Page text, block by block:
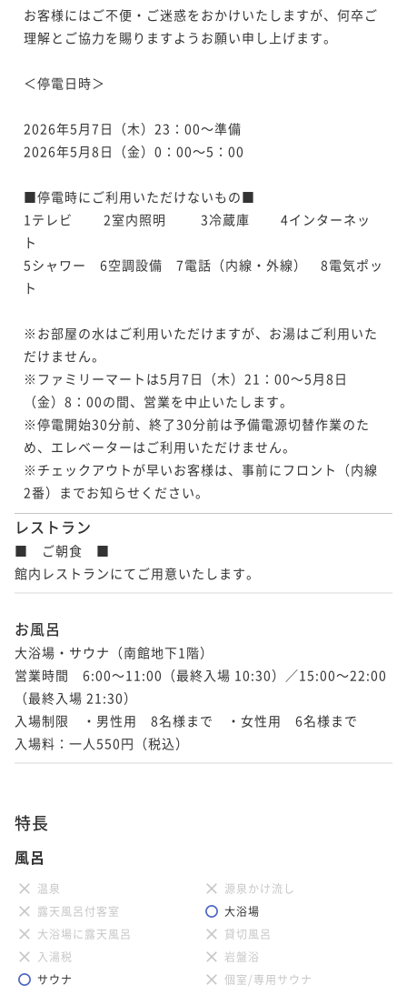
お客様にはご不便・ご迷惑をおかけいたしますが、何卒ご
理解とご協力を賜りますようお願い申し上げます。
＜停電日時＞
2026年5月7日（木）23：00～準備
2026年5月8日（金）0：00～5：00
■停電時にご利用いただけないもの■
1テレビ　 　2室内照明  　　3冷蔵庫 　　4インターネッ
ト
5シャワー　6空調設備　7電話（内線・外線）　8電気ポッ
ト
※お部屋の水はご利用いただけますが、お湯はご利用いた
だけません。
※ファミリーマートは5月7日（木）21：00～5月8日
（金）8：00の間、営業を中止いたします。
※停電開始30分前、終了30分前は予備電源切替作業のた
め、エレベーターはご利用いただけません。
※チェックアウトが早いお客様は、事前にフロント（内線
2番）までお知らせください。
レストラン
■　ご朝食　■
館内レストランにてご用意いたします。
お風呂
大浴場・サウナ（南館地下1階）
営業時間　6:00～11:00（最終入場 10:30）／15:00～22:00
（最終入場 21:30）
入場制限　・男性用　8名様まで　・女性用　6名様まで
特長
風呂
温泉
源泉かけ流し
露天風呂付客室
大浴場
大浴場に露天風呂
貸切風呂
入湯税
岩盤浴
サウナ
個室/専用サウナ